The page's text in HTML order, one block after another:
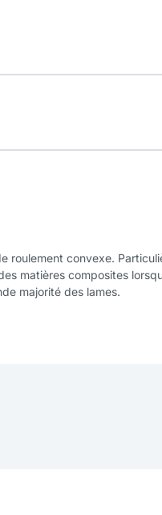
roulement convexe.
matières composites
majorité des lames.